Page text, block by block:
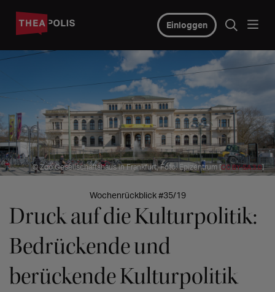
Einloggen
© Zoo Gesellschaftshaus in Frankfurt, Foto: Epizentrum [CC BY-SA 3.0]
Wochenrückblick #35/19
Druck auf die Kulturpolitik:
Bedrückende und
berückende Kulturpolitik